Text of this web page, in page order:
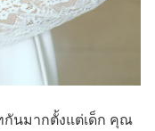
กันมากตั้งแต่เด็ก คุณ